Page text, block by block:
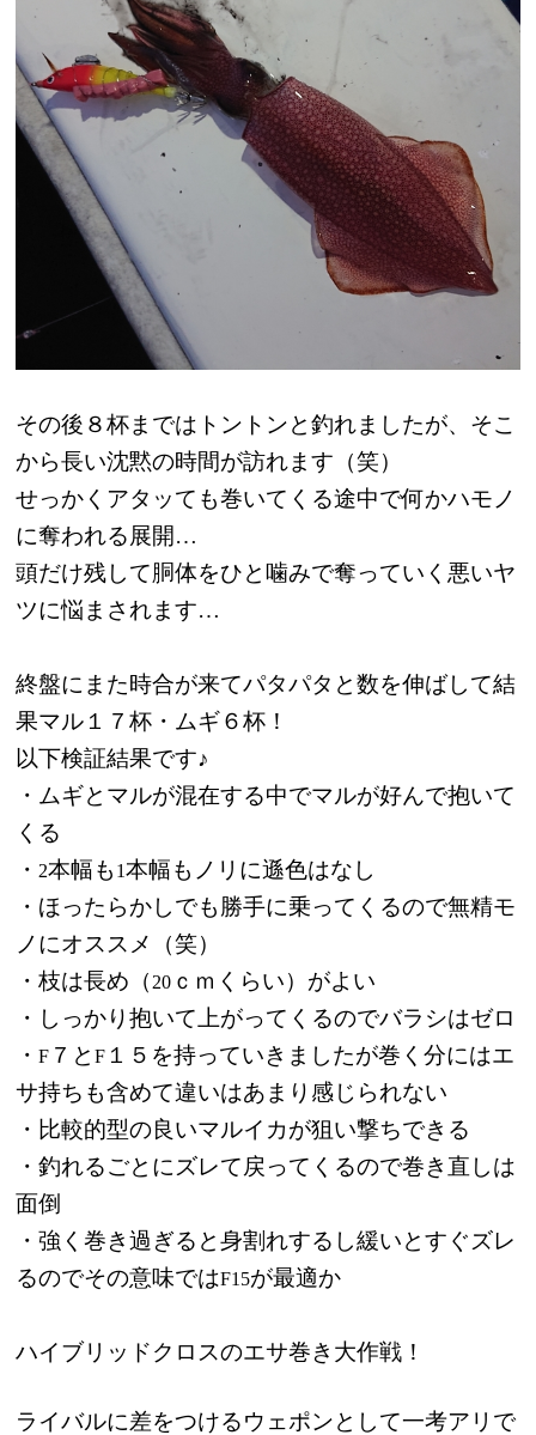
その後８杯まではトントンと釣れましたが、そこ
から長い沈黙の時間が訪れます（笑）
せっかくアタッても巻いてくる途中で何かハモノ
に奪われる展開…
頭だけ残して胴体をひと噛みで奪っていく悪いヤ
ツに悩まされます…
終盤にまた時合が来てパタパタと数を伸ばして結
果マル１７杯・ムギ６杯！
以下検証結果です♪
・ムギとマルが混在する中でマルが好んで抱いて
くる
・ 2本幅も 1本幅もノリに遜色はなし
・ほったらかしでも勝手に乗ってくるので無精モ
ノにオススメ（笑）
・枝は長め（ 20 ｃｍくらい）がよい
・しっかり抱いて上がってくるのでバラシはゼロ
・F ７とF １５を持っていきましたが巻く分にはエ
サ持ちも含めて違いはあまり感じられない
・比較的型の良いマルイカが狙い撃ちできる
・釣れるごとにズレて戻ってくるので巻き直しは
面倒
・強く巻き過ぎると身割れするし緩いとすぐズレ
るのでその意味ではF15が最適か
ハイブリッドクロスのエサ巻き大作戦！
ライバルに差をつけるウェポンとして一考アリで